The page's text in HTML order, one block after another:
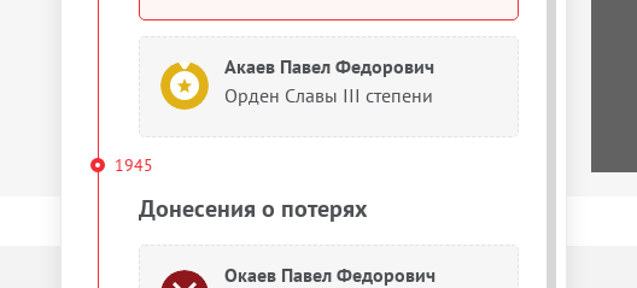
Акаев Павел Федорович
Орден Славы III степени
1945
Донесения о потерях
Окаев Павел Федорович